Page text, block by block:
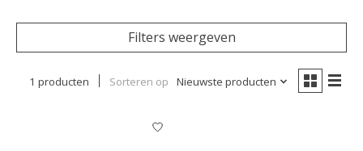
Filters weergeven
1 producten Sorteren op Nieuwste producten